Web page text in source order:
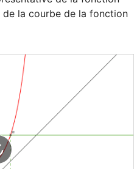
la courbe de la fonction